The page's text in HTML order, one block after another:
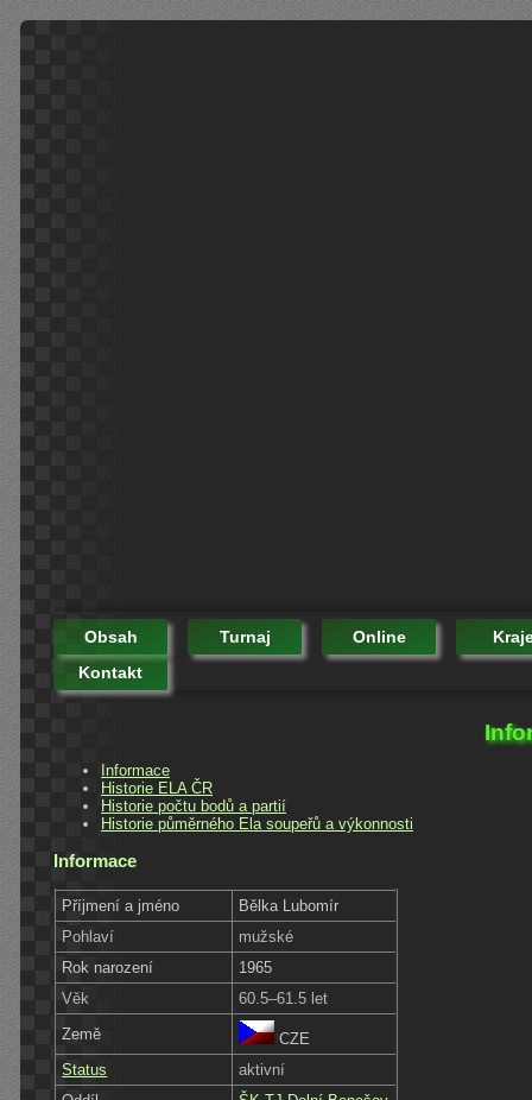
Obsah Turnaj Online
Kontakt
Informace
Historie ELA ČR
Historie počtu bodů a partií
Historie půměrného Ela soupeřů a výkonnosti
Informace
Příjmení a jméno
Bělka Lubomír
Pohlaví
mužské
Rok narození
1965
Věk
60.5–61.5 let
Země
CZE
Status
aktivní